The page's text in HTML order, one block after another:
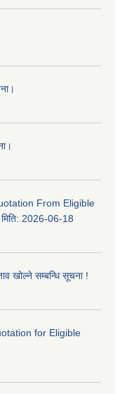
From Eligible
2026-06-18
खोल्ने सम्बन्धि सूचना !
for Eligible